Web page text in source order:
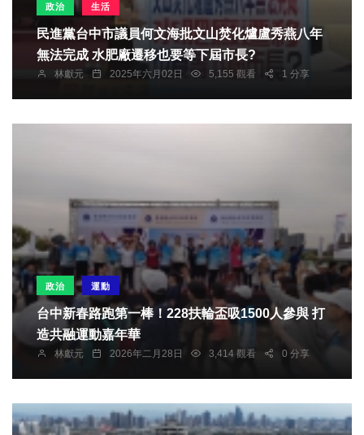
政治 生活
民進黨台中市議員何文海批文山焚化爐盧秀燕八年
無法完成 水肥廠遷移也要等下屆市長?
林獻元 2025年六月02日 5,155 觀看 1 分享
政治 運動
台中新春路跑第一棒！228扶輪盃吸1500人參與 打
造共融運動嘉年華
林獻元 2026年二月28日 3,414 觀看 0 分享